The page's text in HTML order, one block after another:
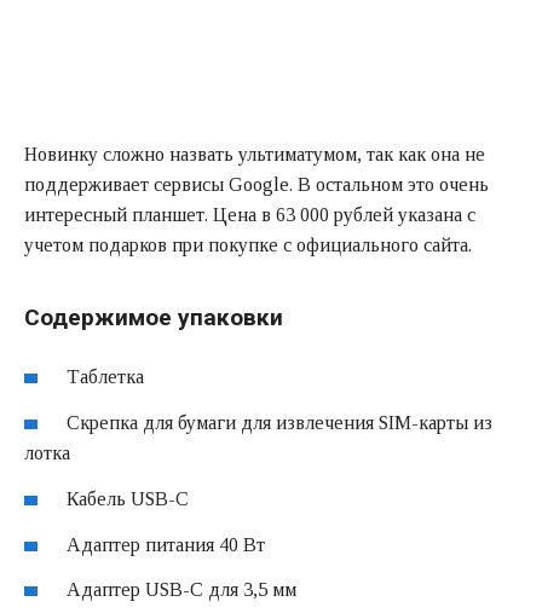
Новинку сложно назвать ультиматумом, так как она не
поддерживает сервисы Google. В остальном это очень
интересный планшет. Цена в 63 000 рублей указана с
учетом подарков при покупке с официального сайта.
Содержимое упаковки
Таблетка
Скрепка для бумаги для извлечения SIM-карты из
лотка
Кабель USB-C
Адаптер питания 40 Вт
Адаптер USB-C для 3,5 мм